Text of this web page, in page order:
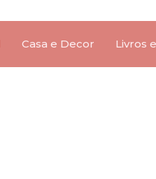
Casa e Decor Livros